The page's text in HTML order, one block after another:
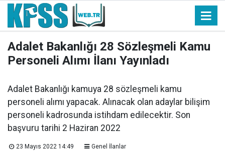
Adalet Bakanlığı 28 Sözleşmeli Kamu
Personeli Alımı İlanı Yayınladı
Adalet Bakanlığı kamuya 28 sözleşmeli kamu
personeli alımı yapacak. Alınacak olan adaylar bilişim
personeli kadrosunda istihdam edilecektir. Son
başvuru tarihi 2 Haziran 2022
23 Mayıs 2022 14:49 Genel İlanlar